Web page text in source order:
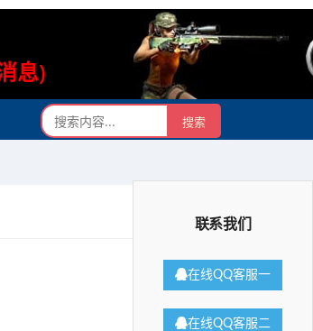
息)
联系我们
在线QQ客服一
在线QQ客服二